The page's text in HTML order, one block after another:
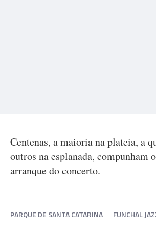
Centenas, a maioria na plateia, a
outros na esplanada, compunham
arranque do concerto.
PARQUE DE SANTA CATARINA FUNCHAL